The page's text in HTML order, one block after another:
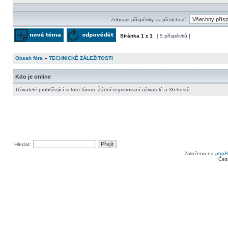
Profil
Zobrazit příspěvky za předchozí:
Stránka 1 z 1 [ 5 příspěvků ]
Obsah fóra » TECHNICKÉ ZÁLEŽITOSTI
Kdo je online
Uživatelé prohlížející si toto fórum: Žádní registrovaní uživatelé a 36 hostů
Hledat:
Založeno na